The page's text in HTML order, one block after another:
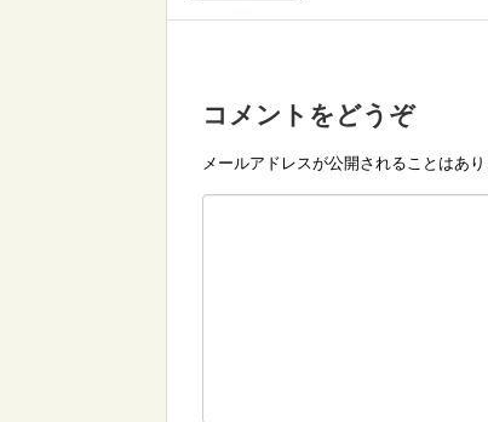
コメントをどうぞ
メールアドレスが公開されることはあり